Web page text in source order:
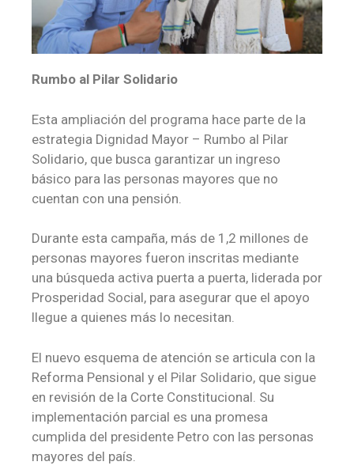
Rumbo al Pilar Solidario
Esta ampliación del programa hace parte de la
estrategia Dignidad Mayor – Rumbo al Pilar
Solidario, que busca garantizar un ingreso
básico para las personas mayores que no
cuentan con una pensión.
Durante esta campaña, más de 1,2 millones de
personas mayores fueron inscritas mediante
una búsqueda activa puerta a puerta, liderada por
Prosperidad Social, para asegurar que el apoyo
llegue a quienes más lo necesitan.
El nuevo esquema de atención se articula con la
Reforma Pensional y el Pilar Solidario, que sigue
en revisión de la Corte Constitucional. Su
implementación parcial es una promesa
cumplida del presidente Petro con las personas
mayores del país.